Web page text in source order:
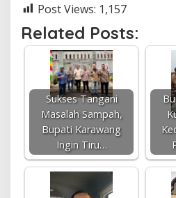
Post Views: 1,157
Related Posts:
Sukses Tangani
Masalah Sampah,
Bupati Karawang
Ingin Tiru…